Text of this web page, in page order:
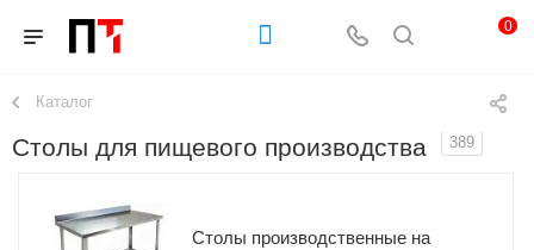
0
Каталог
Столы для пищевого производства 389
Столы производственные на